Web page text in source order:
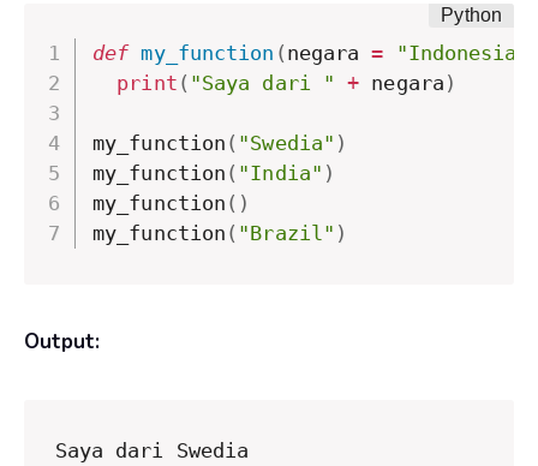
def my_function ( negara = "Indonesia"
print ( "Saya dari " + negara )
my_function ( "Swedia" )
my_function ( "India" )
my_function ( )
my_function ( "Brazil" )
Output:
Saya dari Swedia